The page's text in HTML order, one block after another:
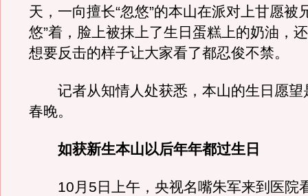
天，一向擅长“忽悠”的本山在派对上甘愿被
悠”着，脸上被抹上了生日蛋糕上的奶油，
想要反击的样子让大家看了都忍俊不禁。
记者从知情人处获悉，本山的生日愿
春晚。
如获新生本山以后年年都过生日
10月5日上午，央视名嘴朱军来到医院